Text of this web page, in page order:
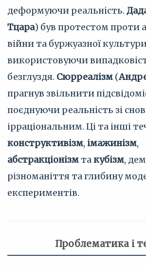
деформуючи реальність.
Тцара) був протестом проти
війни та буржуазної
використовуючи
безглуздя. Сюрреалізм (
прагнув звільнити
поєднуючи реальність зі
ірраціональним. Ці та інші
конструктивізм, імажинізм,
абстракціонізм такубізм,
різноманіття та глибину
експериментів.
Проблематика і